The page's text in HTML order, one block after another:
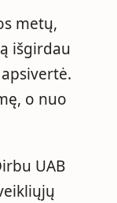
metų,
išgirdau
o nuo
UAB